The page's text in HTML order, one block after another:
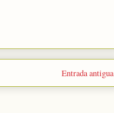
Entrada antigua